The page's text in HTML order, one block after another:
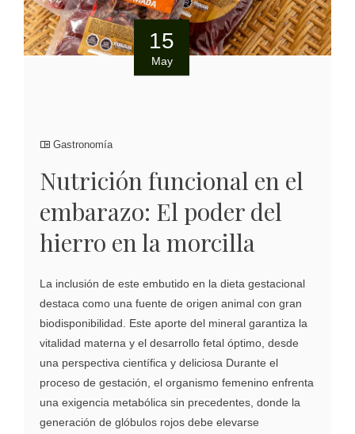
15
May
Gastronomía
Nutrición funcional en el
embarazo: El poder del
hierro en la morcilla
La inclusión de este embutido en la dieta gestacional
destaca como una fuente de origen animal con gran
biodisponibilidad. Este aporte del mineral garantiza la
vitalidad materna y el desarrollo fetal óptimo, desde
una perspectiva científica y deliciosa Durante el
proceso de gestación, el organismo femenino enfrenta
una exigencia metabólica sin precedentes, donde la
generación de glóbulos rojos debe elevarse